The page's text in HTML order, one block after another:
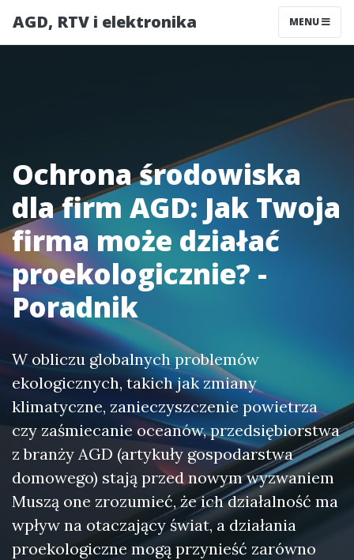
AGD, RTV i elektronika MENU
Ochrona środowiska
dla firm AGD: Jak Twoja
firma może działać
proekologicznie? -
Poradnik
W obliczu globalnych problemów
ekologicznych, takich jak zmiany
klimatyczne, zanieczyszczenie powietrza
czy zaśmiecanie oceanów, przedsiębiorstwa
z branży AGD (artykuły gospodarstwa
domowego) stają przed nowym wyzwaniem
Muszą one zrozumieć, że ich działalność ma
wpływ na otaczający świat, a działania
proekologiczne mogą przynieść zarówno